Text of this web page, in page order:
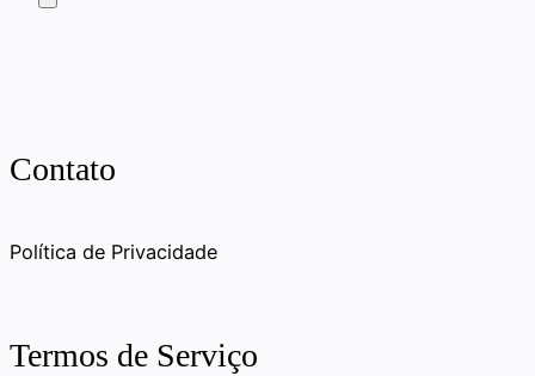
Contato
Política de Privacidade
Termos de Serviço